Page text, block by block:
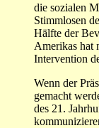
die sozialen
Stimmlosen
Hälfte der
Amerikas hat
Intervention
Wenn der
gemacht
des 21.